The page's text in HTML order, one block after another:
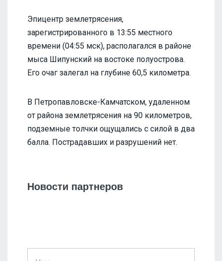
Эпицентр землетрясения,
зарегистрированного в 13:55 местного
времени (04:55 мск), располагался в районе
мыса Шипунский на востоке полуострова.
Его очаг залегал на глубине 60,5 километра.
В Петропавловске-Камчатском, удаленном
от района землетрясения на 90 километров,
подземные толчки ощущались с силой в два
балла. Пострадавших и разрушений нет.
Новости партнеров